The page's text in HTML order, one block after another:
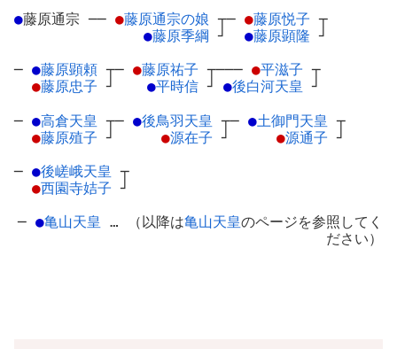
●藤原通宗 ── ●藤原通宗の娘 ┬
●藤原季綱 ┘
─ ●藤原悦子 ┬
●藤原顕隆 ┘
─ ●藤原顕頼 ┬
●藤原忠子 ┘
─ ●藤原祐子 ┬
●平時信 ┘
─── ●平滋子 ┬
●後白河天皇 ┘
─ ●高倉天皇 ┬
●藤原殖子 ┘
─ ●後鳥羽天皇 ┬
●源在子 ┘
─ ●土御門天皇 ┬
●源通子 ┘
─ ●後嵯峨天皇 ┬
●西園寺姞子 ┘
─ ●亀山天皇 … （以降は亀山天皇のページを参照してく
ださい）